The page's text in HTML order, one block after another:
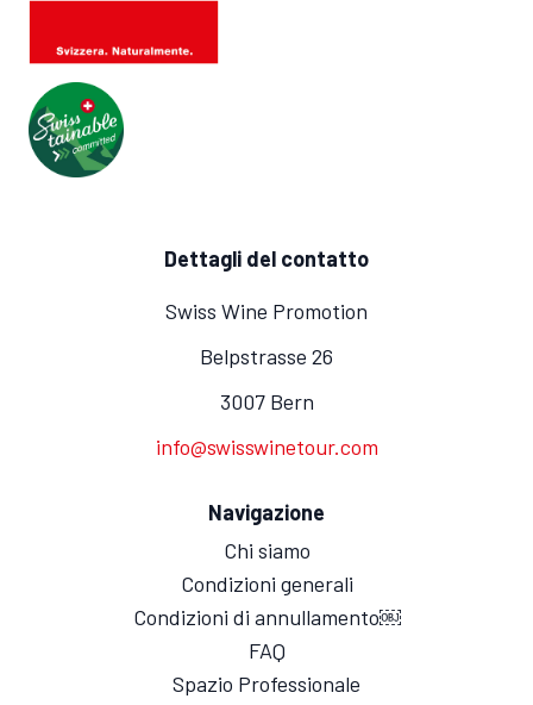
Dettagli del contatto
Swiss Wine Promotion
Belpstrasse 26
3007 Bern
info@swisswinetour.com
Navigazione
Chi siamo
Condizioni generali
Condizioni di annullamento￼
FAQ
Spazio Professionale